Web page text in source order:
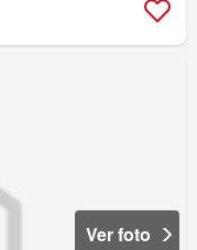
Ver foto